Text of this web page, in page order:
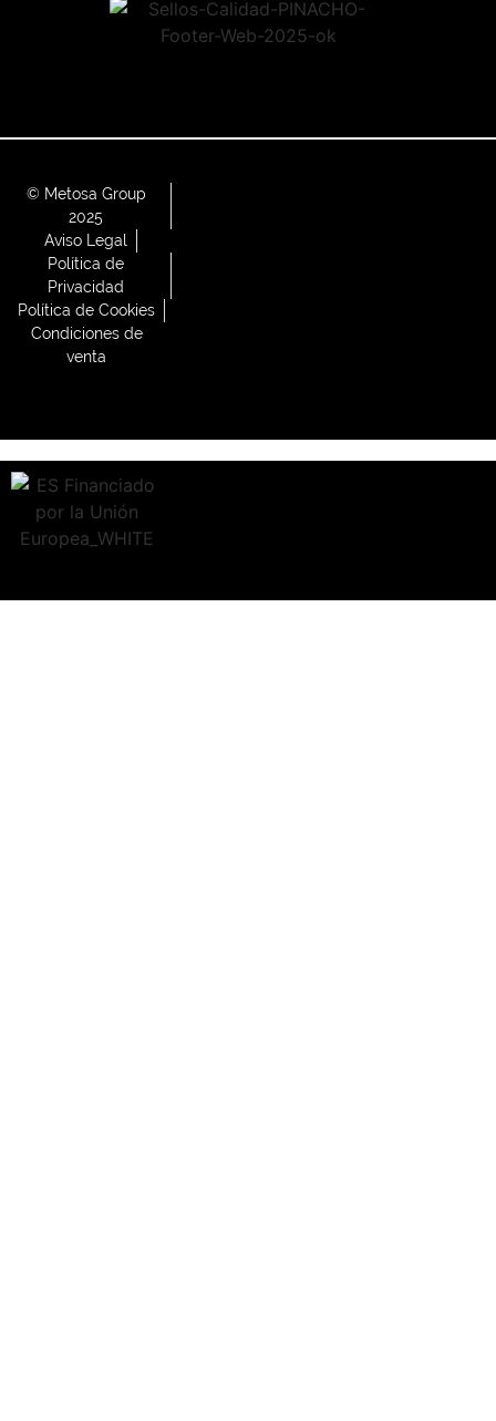
© Metosa Group
2025
Aviso Legal
Política de
Privacidad
Política de Cookies
Condiciones de
venta